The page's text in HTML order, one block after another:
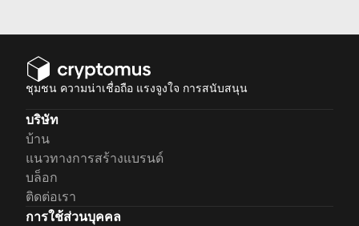
ชุมชน ความน่าเชื่อถือ แรงจูงใจ การสนับสนุน
บริษัท
บ้าน
แนวทางการสร้างแบรนด์
บล็อก
ติดต่อเรา
การใช้ส่วนบุคคล